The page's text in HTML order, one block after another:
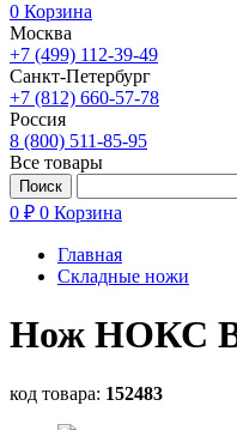
0 Корзина
Москва
+7 (499) 112-39-49
Санкт-Петербург
+7 (812) 660-57-78
Россия
8 (800) 511-85-95
Все товары
0 ₽ 0 Корзина
Главная
Складные ножи
Нож НОКС
код товара: 152483